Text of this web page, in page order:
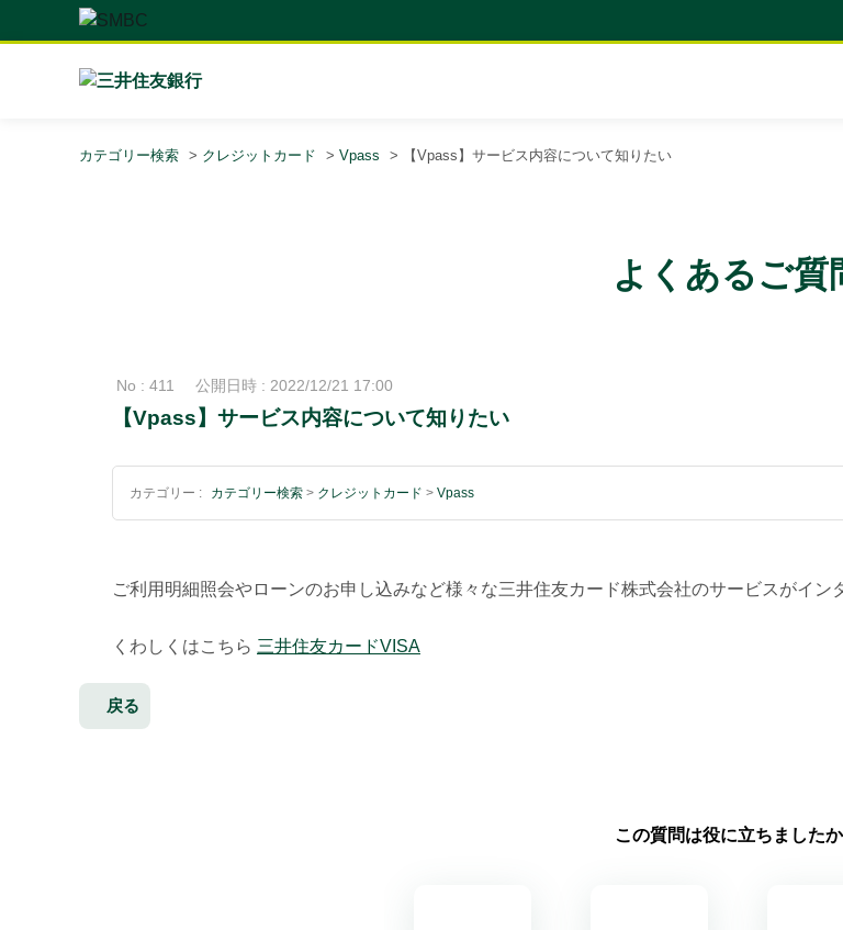
カテゴリー検索 > クレジットカード > Vpass > 【Vpass】サービス内容について知りたい
よくあるご質
No : 411 公開日時 : 2022/12/21 17:00
【Vpass】サービス内容について知りたい
カテゴリー : カテゴリー検索 > クレジットカード > Vpass
ご利用明細照会やローンのお申し込みなど様々な三井住友カード株式会社のサービスがイン
くわしくはこちら 三井住友カードVISA
戻る
この質問は役に立ちました